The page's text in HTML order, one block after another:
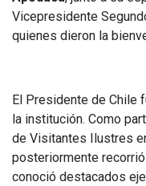
Vicepresidente
quienes dieron la
El Presidente de Chile
la institución. Como
de Visitantes Ilustres
posteriormente
conoció destacados